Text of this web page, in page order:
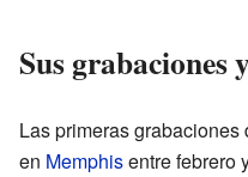
Sus grabaciones
Las primeras
en Memphisentre febrero